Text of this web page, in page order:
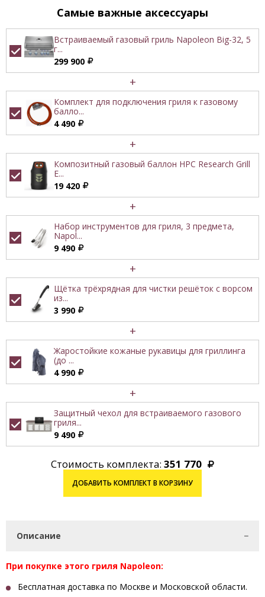
Самые важные аксессуары
Встраиваемый газовый гриль Napoleon Big-32, 5
г...
299 900
+
Комплект для подключения гриля к газовому
балло...
4 490
+
Композитный газовый баллон HPC Research Grill
E...
19 420
+
Набор инструментов для гриля, 3 предмета,
Napol...
9 490
+
Щётка трёхрядная для чистки решёток с ворсом
из...
3 990
+
Жаростойкие кожаные рукавицы для гриллинга
(до ...
4 990
+
Защитный чехол для встраиваемого газового
гриля...
9 490
Стоимость комплекта: 351 770
ДОБАВИТЬ КОМПЛЕКТ В КОРЗИНУ
Описание
При покупке этого гриля Napoleon:
Бесплатная доставка по Москве и Московской области.